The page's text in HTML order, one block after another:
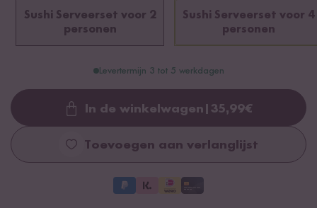
Sushi Serveerset voor 2
personen
Sushi Serveerset voor 4
personen
Levertermijn 3 tot 5 werkdagen
Loading...
In de winkelwagen 35,99€
Toevoegen aan verlanglijst